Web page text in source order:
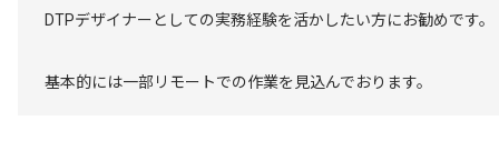
DTPデザイナーとしての実務経験を活かしたい方にお勧めです。
基本的には一部リモートでの作業を見込んでおります。